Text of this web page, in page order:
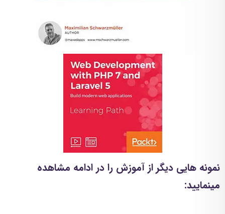
نمونه هایی دیگر از آموزش را در ادامه مشاهده
مینمایید: